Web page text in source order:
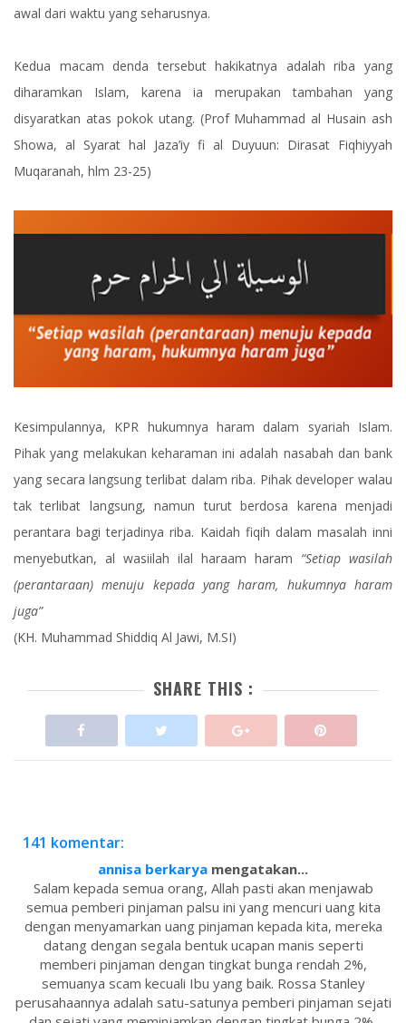
awal dari waktu yang seharusnya.
Kedua macam denda tersebut hakikatnya adalah riba yang
diharamkan Islam, karena ia merupakan tambahan yang
disyaratkan atas pokok utang. (Prof Muhammad al Husain ash
Showa, al Syarat hal Jaza’iy fi al Duyuun: Dirasat Fiqhiyyah
Muqaranah, hlm 23-25)
Kesimpulannya, KPR hukumnya haram dalam syariah Islam.
Pihak yang melakukan keharaman ini adalah nasabah dan bank
yang secara langsung terlibat dalam riba. Pihak developer walau
tak terlibat langsung, namun turut berdosa karena menjadi
perantara bagi terjadinya riba. Kaidah fiqih dalam masalah inni
menyebutkan, al wasiilah ilal haraam haram “Setiap wasilah
(perantaraan) menuju kepada yang haram, hukumnya haram
juga”
(KH. Muhammad Shiddiq Al Jawi, M.SI)
SHARE THIS :
141 komentar:
annisa berkarya mengatakan...
Salam kepada semua orang, Allah pasti akan menjawab
semua pemberi pinjaman palsu ini yang mencuri uang kita
dengan menyamarkan uang pinjaman kepada kita, mereka
datang dengan segala bentuk ucapan manis seperti
memberi pinjaman dengan tingkat bunga rendah 2%,
semuanya scam kecuali Ibu yang baik. Rossa Stanley
perusahaannya adalah satu-satunya pemberi pinjaman sejati